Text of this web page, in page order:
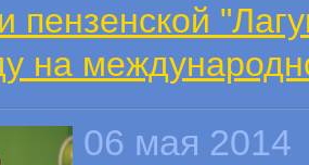
пензенской
на
06 мая 2014